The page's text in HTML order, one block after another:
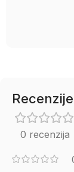
0 recenzija